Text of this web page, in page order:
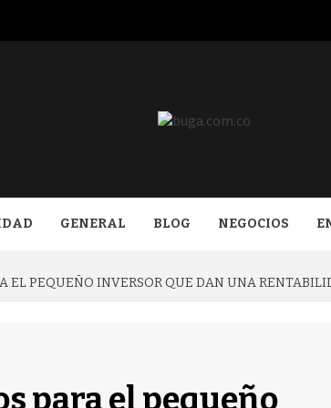
GENERAL BLOG NEGOCIOS
EL PEQUEÑO INVERSOR QUE DAN UNA
para el pequeño